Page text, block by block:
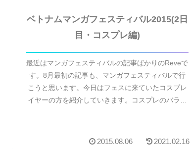
ベトナムマンガフェスティバル2015(2日
目・コスプレ編)
最近はマンガフェスティバルの記事ばかりのReveで
す。8月最初の記事も、マンガフェスティバルで行
こうと思います。今日はフェスに来ていたコスプレ
イヤーの方を紹介していきます。コスプレのバラエ
2015.08.06 2021.02.16